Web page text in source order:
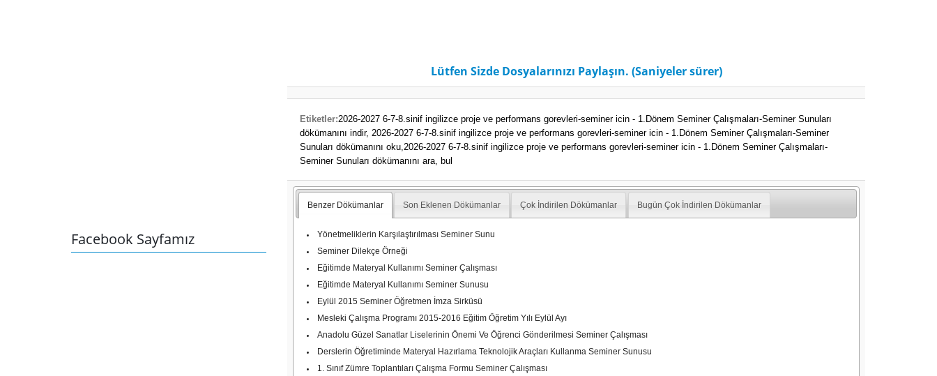
Facebook Sayfamız
Lütfen Sizde Dosyalarınızı Paylaşın. (Saniyeler sürer)
Etiketler:2026-2027 6-7-8.sinif ingilizce proje ve performans gorevleri-seminer icin - 1.Dönem Seminer Çalışmaları-Seminer Sunuları
dökümanını indir,2026-2027 6-7-8.sinif ingilizce proje ve performans gorevleri-seminer icin - 1.Dönem Seminer Çalışmaları-Seminer
Sunuları dökümanını oku,2026-2027 6-7-8.sinif ingilizce proje ve performans gorevleri-seminer icin - 1.Dönem Seminer Çalışmaları-
Seminer Sunuları dökümanını ara, bul
Benzer Dökümanlar Son Eklenen Dökümanlar Çok İndirilen Dökümanlar Bugün Çok İndirilen Dökümanlar
Yönetmeliklerin Karşılaştırılması Seminer Sunu
Seminer Dilekçe Örneği
Eğitimde Materyal Kullanımı Seminer Çalışması
Eğitimde Materyal Kullanımı Seminer Sunusu
Eylül 2015 Seminer Öğretmen İmza Sirküsü
Mesleki Çalışma Programı 2015-2016 Eğitim Öğretim Yılı Eylül Ayı
Anadolu Güzel Sanatlar Liselerinin Önemi Ve Öğrenci Gönderilmesi Seminer Çalışması
Derslerin Öğretiminde Materyal Hazırlama Teknolojik Araçları Kullanma Seminer Sunusu
1. Sınıf Zümre Toplantıları Çalışma Formu Seminer Çalışması